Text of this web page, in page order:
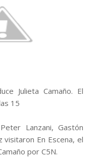
Julieta Camaño. El
15
Lanzani, Gastón
visitaron En Escena, el
por C5N.